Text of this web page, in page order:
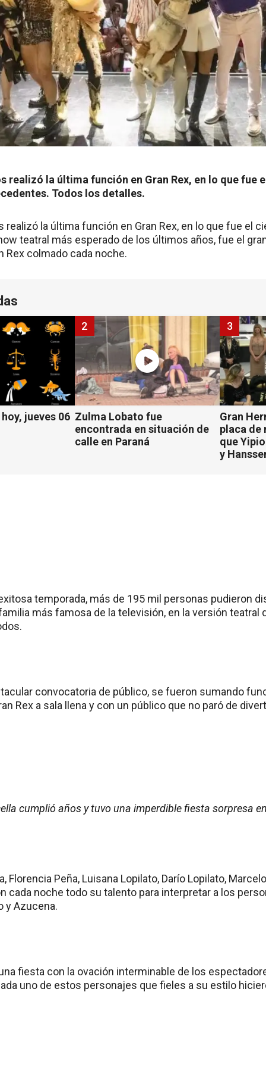
realizó la última función en Gran Rex, en lo que fue
Todos los detalles.
realizó la última función en Gran Rex, en lo que fue el
teatral más esperado de los últimos años, fue el
Rex colmado cada noche.
jueves 06 Zulma Lobato fue
encontrada en situación de
calle en Paraná
2
Gran
placa de
que
y
3
temporada, más de 195 mil personas pudieron
más famosa de la televisión, en la versión teatral
convocatoria de público, se fueron sumando
Rex a sala llena y con un público que no paró de
cumplió años y tuvo una imperdible fiesta sorpresa
Florencia Peña, Luisana Lopilato, Darío Lopilato,
cada noche todo su talento para interpretar a los
y Azucena.
fiesta con la ovación interminable de los
uno de estos personajes que fieles a su estilo